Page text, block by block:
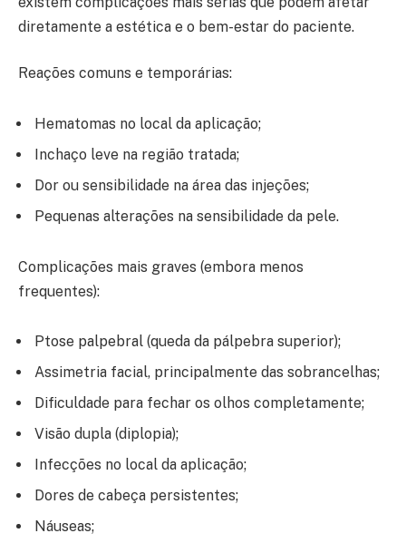
diretamente a estética e o bem-estar do paciente.
Reações comuns e temporárias:
Hematomas no local da aplicação;
Inchaço leve na região tratada;
Dor ou sensibilidade na área das injeções;
Pequenas alterações na sensibilidade da pele.
Complicações mais graves (embora menos
frequentes):
Ptose palpebral (queda da pálpebra superior);
Assimetria facial, principalmente das sobrancelhas;
Dificuldade para fechar os olhos completamente;
Visão dupla (diplopia);
Infecções no local da aplicação;
Dores de cabeça persistentes;
Náuseas;